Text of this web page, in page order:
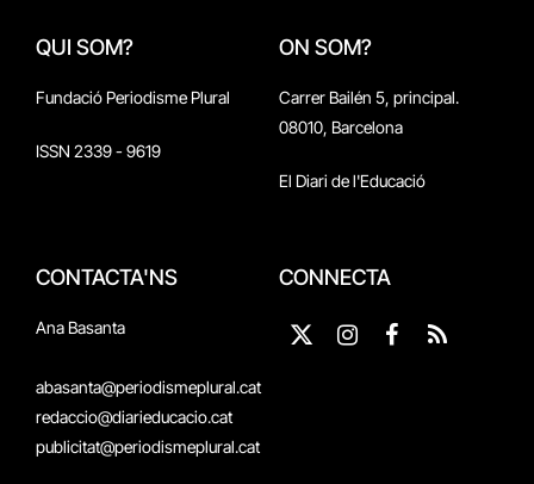
QUI SOM?
Fundació Periodisme Plural
ISSN 2339 - 9619
ON SOM?
Carrer Bailén 5, principal.
08010, Barcelona
El Diari de l'Educació
CONTACTA'NS
Ana Basanta
abasanta@periodismeplural.cat
redaccio@diarieducacio.cat
publicitat@periodismeplural.cat
CONNECTA
X
Instagram
Facebook
RSS